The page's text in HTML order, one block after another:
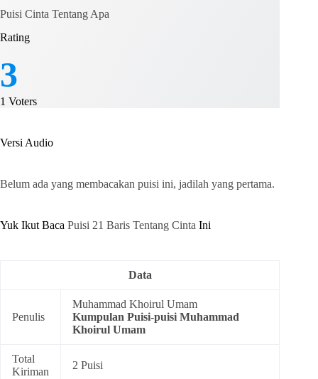
Puisi Cinta Tentang Apa
Rating
3
1 Voters
Versi Audio
Belum ada yang membacakan puisi ini, jadilah yang pertama.
Yuk Ikut Baca Puisi 21 Baris Tentang Cinta Ini
Data
Penulis
Muhammad Khoirul Umam
Kumpulan Puisi-puisi Muhammad
Khoirul Umam
Total
Kiriman
2 Puisi